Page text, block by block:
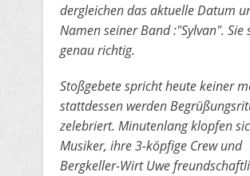
dergleichen das aktuelle Datum
Namen​seiner Band :"Sylvan". Sie
genau richtig.
​Stoßgebete spricht heute keiner
stattdessen werden
zelebriert. Minutenlang klopfen
Musiker, ihre​3-köpfige Crew und
Bergkeller-Wirt Uwe